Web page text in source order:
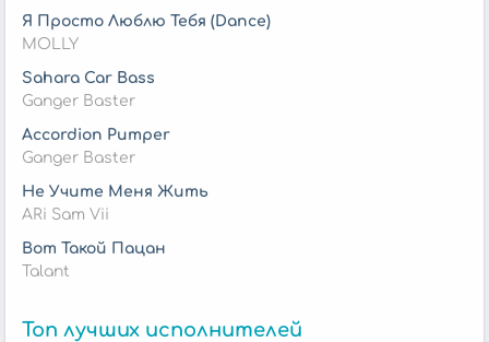
Я Просто Люблю Тебя (Dance)
MOLLY
Sahara Car Bass
Ganger Baster
Accordion Pumper
Ganger Baster
Не Учите Меня Жить
ARi Sam Vii
Вот Такой Пацан
Talant
Топ лучших исполнителей